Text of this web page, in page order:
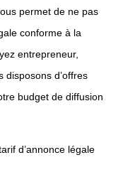
permet de ne pas
conforme à la
entrepreneur,
disposons d’offres
budget de diffusion
d’annonce légale